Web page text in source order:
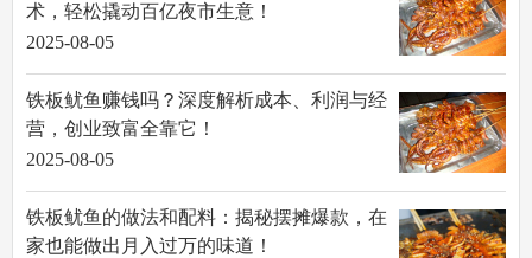
术，轻松撬动百亿夜市生意！
2025-08-05
铁板鱿鱼赚钱吗？深度解析成本、利润与经
营，创业致富全靠它！
2025-08-05
铁板鱿鱼的做法和配料：揭秘摆摊爆款，在
家也能做出月入过万的味道！